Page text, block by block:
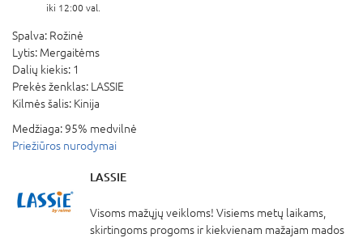
iki 12:00 val.
Spalva: Rožinė
Lytis: Mergaitėms
Dalių kiekis: 1
Prekės ženklas: LASSIE
Kilmės šalis: Kinija
Medžiaga: 95% medvilnė
Priežiūros nurodymai
LASSIE
Visoms mažųjų veikloms! Visiems metų laikams,
skirtingoms progoms ir kiekvienam mažajam mados